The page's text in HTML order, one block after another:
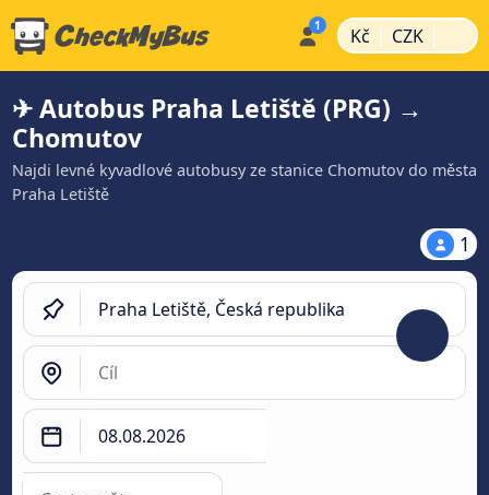
Kč | CZK |
✈ Autobus Praha Letiště (PRG) →
Chomutov
Najdi levné kyvadlové autobusy ze stanice Chomutov do města
Praha Letiště
1